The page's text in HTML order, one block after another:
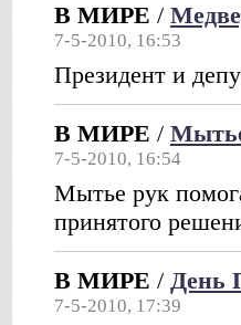
В МИРЕ /
7-5-2010, 16:53
Президент и
В МИРЕ /
7-5-2010, 16:54
Мытье рук
принятого
В МИРЕ / День
7-5-2010, 17:39